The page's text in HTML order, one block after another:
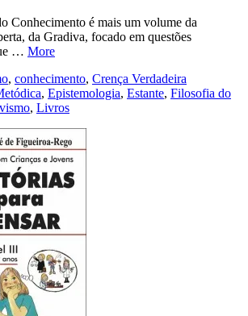
Conhecimento é mais um volume da
da Gradiva, focado em questões
… More
, conhecimento, Crença Verdadeira
, Epistemologia, Estante, Filosofia do
, Livros